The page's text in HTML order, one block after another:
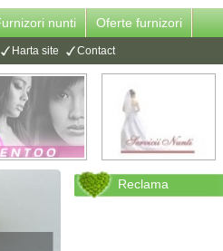
nunti Oferte furnizori
Harta site Contact
Reclama